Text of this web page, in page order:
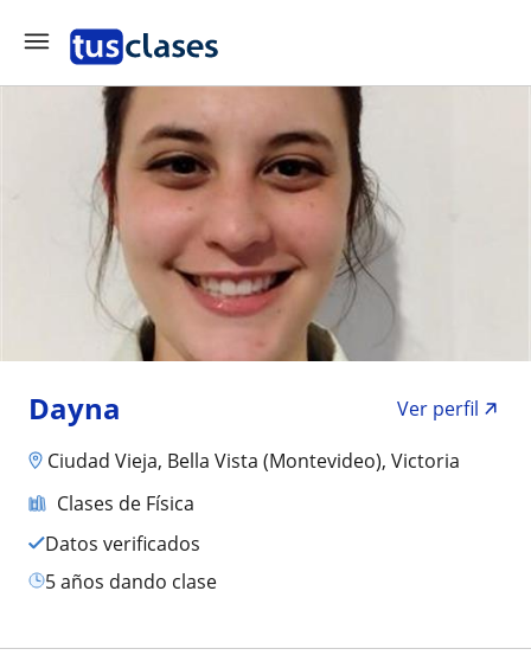
Dayna
Ver perfil
Ciudad Vieja, Bella Vista (Montevideo), Victoria
Clases de Física
Datos verificados
5 años dando clase